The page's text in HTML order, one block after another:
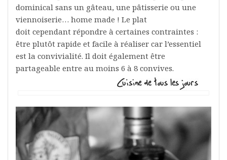
dominical sans un gâteau, une pâtisserie ou une
viennoiserie… home made ! Le plat
doit cependant répondre à certaines contraintes :
être plutôt rapide et facile à réaliser car l’essentiel
est la convivialité. Il doit également être
partageable entre au moins 6 à 8 convives.